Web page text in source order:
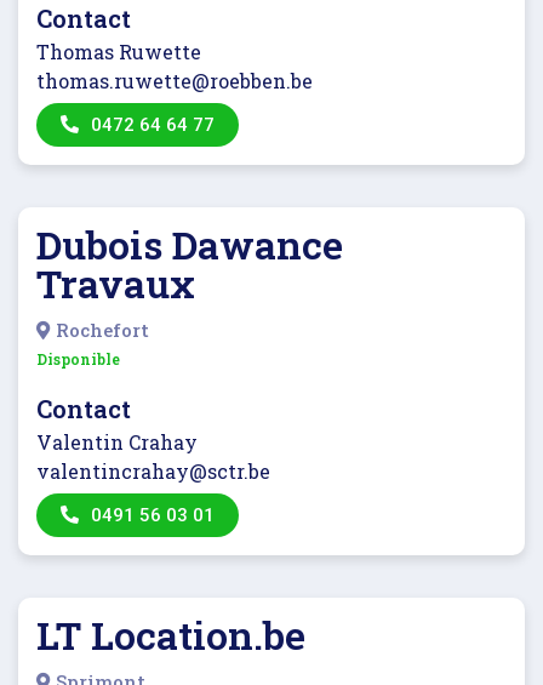
Contact
Thomas Ruwette
thomas.ruwette@roebben.be
0472 64 64 77
Dubois Dawance
Travaux
Rochefort
Disponible
Contact
Valentin Crahay
valentincrahay@sctr.be
0491 56 03 01
LT Location.be